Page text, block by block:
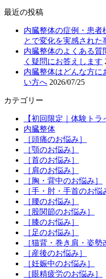
最近の投稿
内臓整体の症例・患者
とで変化を実感された
内臓整体のよくある質
く疑問にお答えします
内臓整体はどんな方に
い方へ 2026/07/25
カテゴリー
【初回限定｜体験トラ
内臓整体
［頭痛のお悩み］
［顎のお悩み］
［首のお悩み］
［肩のお悩み］
［胸・背中のお悩み］
［手・肘・手首のお悩
［腰のお悩み］
［股関節のお悩み］
［膝のお悩み］
［足のお悩み］
［猫背・巻き肩・姿勢
［産後のお悩み］
［妊娠中のお悩み］
［眼精疲労のお悩み］